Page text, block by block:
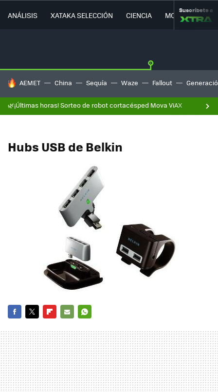
ANÁLISIS XATAKA SELECCIÓN CIENCIA MOVILIDAD
Suscríbete a
HOY SE HABLA DE
AEMET China Sequía Waze Fallout
🌿¡Últimas horas! Sorteo de robot cortacésped Mova ViAX
Hubs USB de Belkin
MAIL